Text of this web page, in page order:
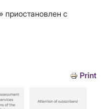
приостановлен с
Print